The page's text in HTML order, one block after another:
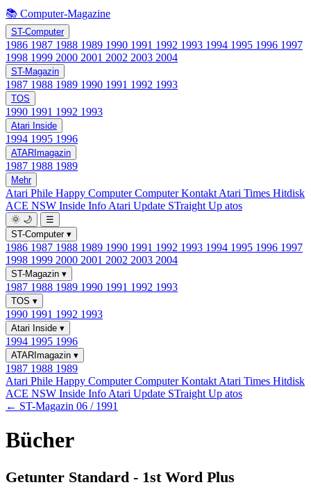
📚 Computer-Magazine
ST-Computer
1986 1987 1988 1989 1990 1991 1992 1993 1994 1995 1996 1997
1998 1999 2000 2001 2002 2003 2004
ST-Magazin
1987 1988 1989 1990 1991 1992 1993
TOS
1990 1991 1992 1993
Atari Inside
1994 1995 1996
ATARImagazin
1987 1988 1989
Mehr
Atari Phile Happy ComputerComputer Kontakt Atari Times Hitdisk
ACE NSW Inside Info Atari Update STraight Up atos
🌞 🌙
☰
ST-Computer ▾
1986 1987 1988 1989 1990 1991 1992 1993 1994 1995 1996 1997
1998 1999 2000 2001 2002 2003 2004
ST-Magazin ▾
1987 1988 1989 1990 1991 1992 1993
TOS ▾
1990 1991 1992 1993
Atari Inside ▾
1994 1995 1996
ATARImagazin ▾
1987 1988 1989
Atari Phile Happy ComputerComputer Kontakt Atari Times Hitdisk
ACE NSW Inside Info Atari Update STraight Up atos
← ST-Magazin 06 / 1991
Bücher
Getunter Standard - 1st Word Plus